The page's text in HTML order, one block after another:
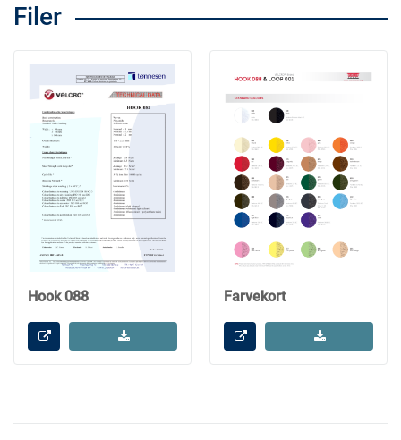
Filer
Hook 088 Farvekort